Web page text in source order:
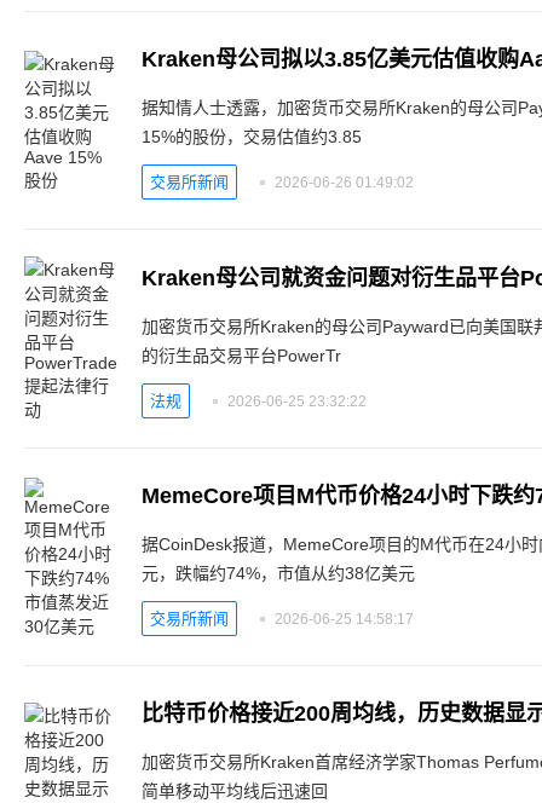
Kraken母公司拟以3.85亿美元估值收购
据知情人士透露，加密货币交易所Kraken的母公司
15%的股份，交易估值约3.85
交易所新闻 2026-06-26 01:49:02
Kraken母公司就资金问题对衍生品平台
加密货币交易所Kraken的母公司Payward已向美国
的衍生品交易平台PowerTr
法规 2026-06-25 23:32:22
MemeCore项目M代币价格24小时下跌
据CoinDesk报道，MemeCore项目的M代币在24小
元，跌幅约74%，市值从约38亿美元
交易所新闻 2026-06-25 14:58:17
比特币价格接近200周均线，历史数据显
加密货币交易所Kraken首席经济学家Thomas
简单移动平均线后迅速回